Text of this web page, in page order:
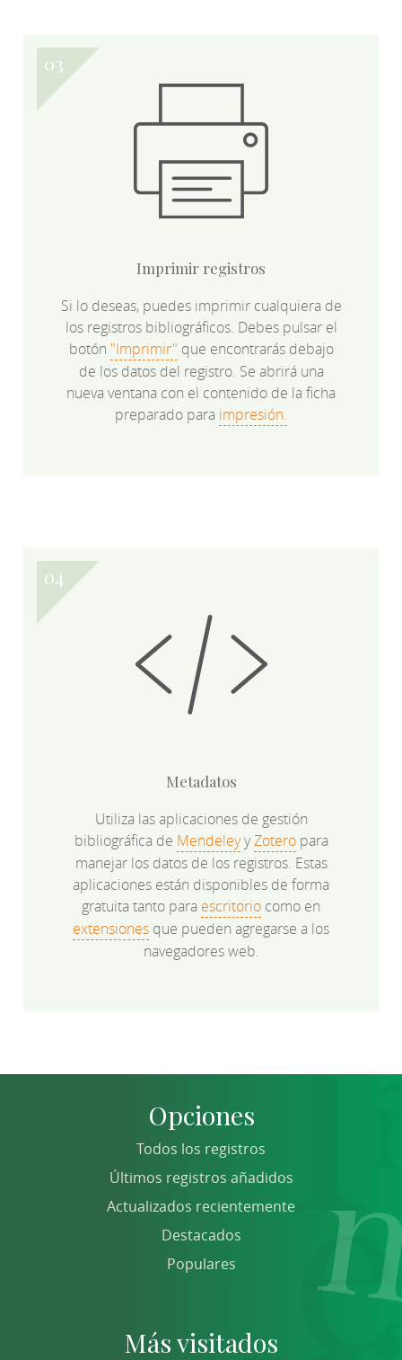
Imprimir registros
Si lo deseas, puedes imprimir cualquiera de
los registros bibliográficos. Debes pulsar el
botón "Imprimir" que encontrarás debajo
de los datos del registro. Se abrirá una
nueva ventana con el contenido de la ficha
preparado para impresión.
Metadatos
Utiliza las aplicaciones de gestión
bibliográfica de MendeleyyZoteropara
manejar los datos de los registros. Estas
aplicaciones están disponibles de forma
gratuita tanto para escritorio como en
extensiones que pueden agregarse a los
navegadores web.
Opciones
Todos los registros
Últimos registros añadidos
Actualizados recientemente
Destacados
Populares
Más visitados